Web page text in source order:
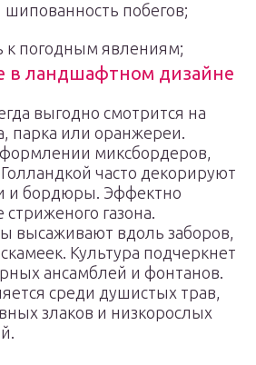
шипованность побегов;
к погодным явлениям;
в ландшафтном дизайне
выгодно смотрится на
парка или оранжереи.
миксбордеров,
часто декорируют
и бордюры. Эффектно
газона.
высаживают вдоль заборов,
Культура подчеркнет
ансамблей и фонтанов.
среди душистых трав,
злаков и низкорослых